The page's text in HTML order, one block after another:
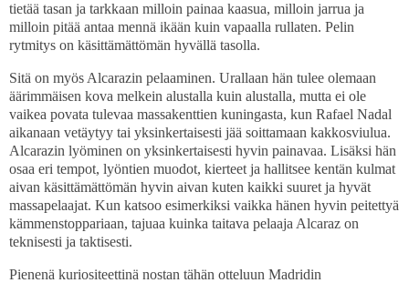
tietää tasan ja tarkkaan milloin painaa kaasua, milloin jarrua ja
milloin pitää antaa mennä ikään kuin vapaalla rullaten. Pelin
rytmitys on käsittämättömän hyvällä tasolla.
Sitä on myös Alcarazin pelaaminen. Urallaan hän tulee olemaan
äärimmäisen kova melkein alustalla kuin alustalla, mutta ei ole
vaikea povata tulevaa massakenttien kuningasta, kun Rafael Nadal
aikanaan vetäytyy tai yksinkertaisesti jää soittamaan kakkosviulua.
Alcarazin lyöminen on yksinkertaisesti hyvin painavaa. Lisäksi hän
osaa eri tempot, lyöntien muodot, kierteet ja hallitsee kentän kulmat
aivan käsittämättömän hyvin aivan kuten kaikki suuret ja hyvät
massapelaajat. Kun katsoo esimerkiksi vaikka hänen hyvin peitettyä
kämmenstoppariaan, tajuaa kuinka taitava pelaaja Alcaraz on
teknisesti ja taktisesti.
Pienenä kuriositeettinä nostan tähän otteluun Madridin